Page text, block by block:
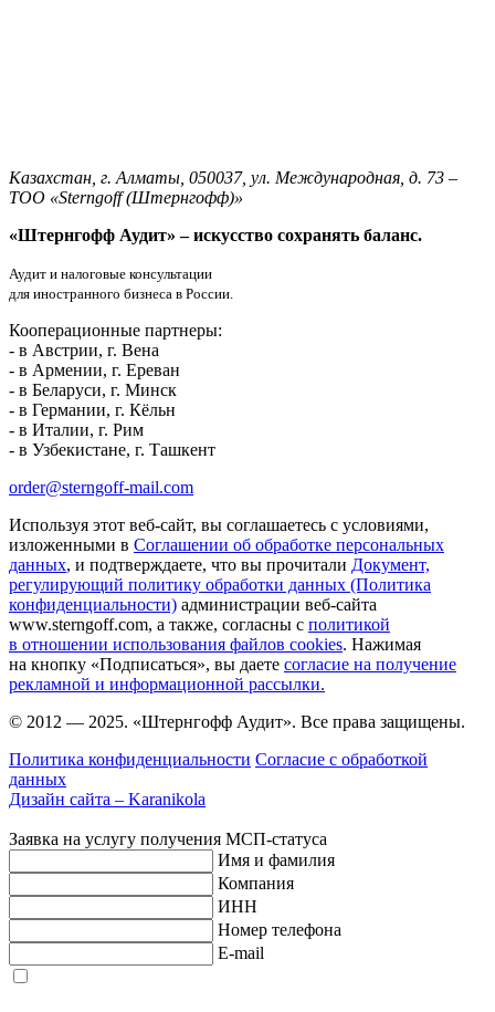
Казахстан, г. Алматы, 050037, ул. Международная, д. 73 –
ТОО «Sterngoff (Штернгофф)»
«Штернгофф Аудит» – искусство сохранять баланс.
Аудит и налоговые консультации
для иностранного бизнеса в России.
Кооперационные партнеры:
- в Австрии, г. Вена
- в Армении, г. Ереван
- в Беларуси, г. Минск
- в Германии, г. Кёльн
- в Италии, г. Рим
- в Узбекистане, г. Ташкент
order@sterngoff-mail.com
Используя этот веб-сайт, вы соглашаетесь с условиями,
изложенными в Соглашении об обработке персональных
данных, и подтверждаете, что вы прочитали Документ,
регулирующий политику обработки данных (Политика
конфиденциальности) администрации веб-сайта
www.sterngoff.com, а также, согласны с политикой
в отношении использования файлов cookies. Нажимая
на кнопку «Подписаться», вы даете согласие на получение
рекламной и информационной рассылки.
© 2012 — 2025. «Штернгофф Аудит». Все права защищены.
Политика конфиденциальности Согласие с обработкой
данных
Дизайн сайта – Karanikola
Заявка на услугу получения МСП-статуса
Имя и фамилия
Компания
ИНН
Номер телефона
E-mail